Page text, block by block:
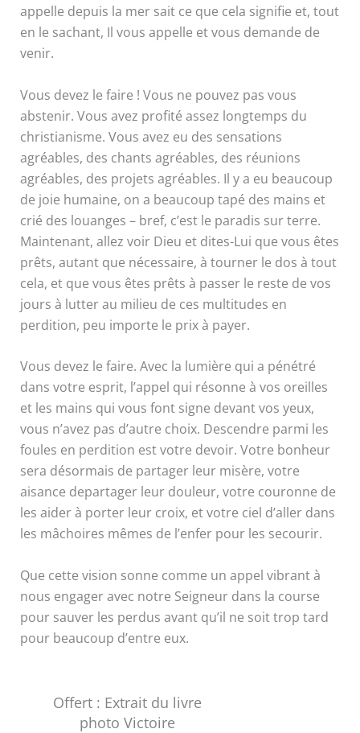
appelle depuis la mer sait ce que cela signifie et, tout
en le sachant, Il vous appelle et vous demande de
venir.
Vous devez le faire ! Vous ne pouvez pas vous
abstenir. Vous avez profité assez longtemps du
christianisme. Vous avez eu des sensations
agréables, des chants agréables, des réunions
agréables, des projets agréables. Il y a eu beaucoup
de joie humaine, on a beaucoup tapé des mains et
crié des louanges – bref, c’est le paradis sur terre.
Maintenant, allez voir Dieu et dites-Lui que vous êtes
prêts, autant que nécessaire, à tourner le dos à tout
cela, et que vous êtes prêts à passer le reste de vos
jours à lutter au milieu de ces multitudes en
perdition, peu importe le prix à payer.
Vous devez le faire. Avec la lumière qui a pénétré
dans votre esprit, l’appel qui résonne à vos oreilles
et les mains qui vous font signe devant vos yeux,
vous n’avez pas d’autre choix. Descendre parmi les
foules en perdition est votre devoir. Votre bonheur
sera désormais de partager leur misère, votre
aisance departager leur douleur, votre couronne de
les aider à porter leur croix, et votre ciel d’aller dans
les mâchoires mêmes de l’enfer pour les secourir.
Que cette vision sonne comme un appel vibrant à
nous engager avec notre Seigneur dans la course
pour sauver les perdus avant qu’il ne soit trop tard
pour beaucoup d’entre eux.
Offert : Extrait du livre
photo Victoire